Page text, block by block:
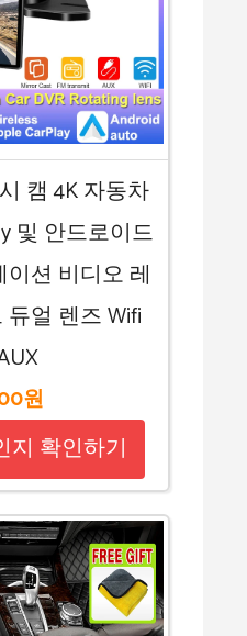
캠 4K 자동차
및 안드로이드
이션 비디오 레
얼 렌즈 Wifi
원
지 확인하기